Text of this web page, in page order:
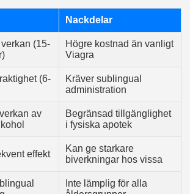
Nackdelar
(15-
Högre kostnad än vanligt
Viagra
(6-
Kräver sublingual
administration
av
Begränsad tillgänglighet
i fysiska apotek
effekt
Kan ge starkare
biverkningar hos vissa
Inte lämplig för alla